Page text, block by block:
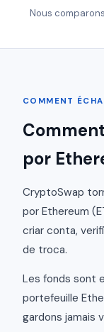
Nous
COMMENT
por
CryptoSwap
por Ethereum
criar conta,
de troca.
Les fonds sont
portefeuille
gardons jamais